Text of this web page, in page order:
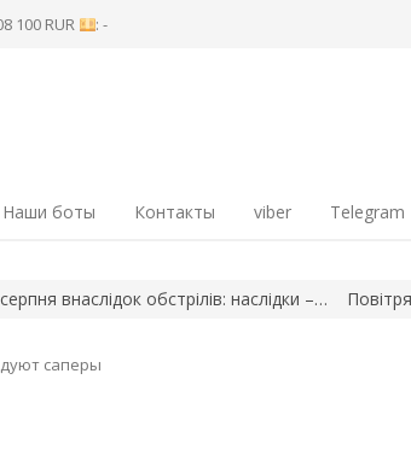
100 RUR : -
Наши боты Контакты viber Telegram
обстрілів: наслідки –… Повітряні
саперы